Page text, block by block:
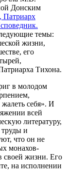
Донским
Патриарх
темы:
жизни,
его
Тихона.
в молодом
себя». И
всей
литературу,
труды и
что он не
монахов-
своей жизни. Его
на исполнении